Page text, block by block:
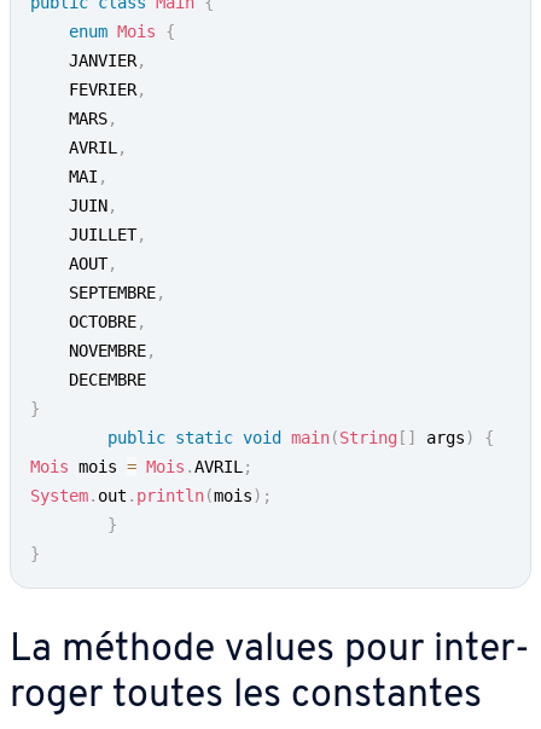
enum Mois
{
	JANVIER
,
	FEVRIER
,
	MARS
,
	AVRIL
,
	MAI
,
	JUIN
,
	JUILLET
,
	AOUT
,
	SEPTEMBRE
,
	OCTOBRE
,
	NOVEMBRE
,
}
public static void main(String [ ] args)
{
Mois mois = Mois .AVRIL ;
System. out . println(mois) ;
}
}
La méthode values pour in­ter­
ro­ger toutes les cons­tantes